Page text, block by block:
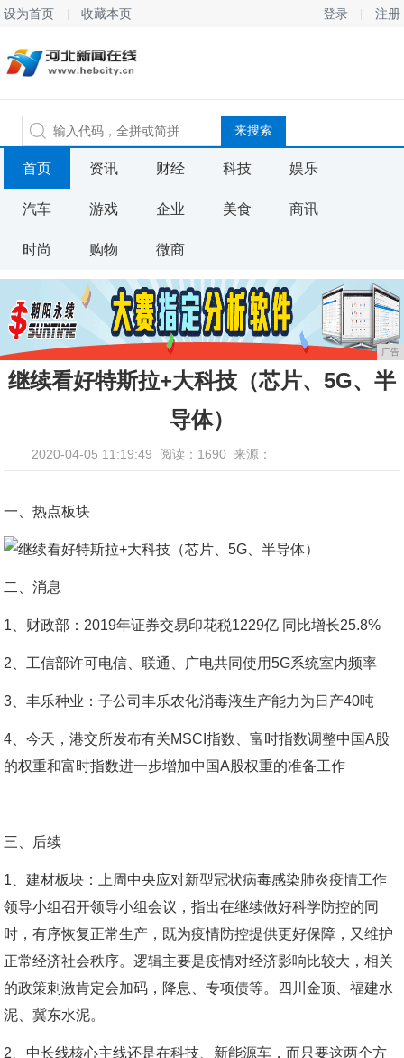
设为首页 收藏本页 登录 注册
首页 资讯 财经 科技 娱乐
汽车 游戏 企业 美食 商讯
时尚 购物 微商
广告
继续看好特斯拉+大科技（芯片、5G、半
导体）
2020-04-05 11:19:49 阅读：1690 来源：
一、热点板块
二、消息
1、财政部：2019年证券交易印花税1229亿 同比增长25.8%
2、工信部许可电信、联通、广电共同使用5G系统室内频率
3、丰乐种业：子公司丰乐农化消毒液生产能力为日产40吨
4、今天，港交所发布有关MSCI指数、富时指数调整中国A股
的权重和富时指数进一步增加中国A股权重的准备工作
三、后续
1、建材板块：上周中央应对新型冠状病毒感染肺炎疫情工作
领导小组召开领导小组会议，指出在继续做好科学防控的同
时，有序恢复正常生产，既为疫情防控提供更好保障，又维护
正常经济社会秩序。逻辑主要是疫情对经济影响比较大，相关
的政策刺激肯定会加码，降息、专项债等。四川金顶、福建水
泥、冀东水泥。
2、中长线核心主线还是在科技、新能源车，而只要这两个方